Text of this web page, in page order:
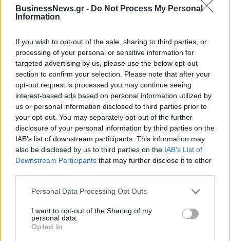
BusinessNews.gr - Do Not Process My Personal
Information
If you wish to opt-out of the sale, sharing to third parties, or
processing of your personal or sensitive information for
targeted advertising by us, please use the below opt-out
section to confirm your selection. Please note that after your
opt-out request is processed you may continue seeing
interest-based ads based on personal information utilized by
us or personal information disclosed to third parties prior to
your opt-out. You may separately opt-out of the further
disclosure of your personal information by third parties on the
IAB’s list of downstream participants. This information may
also be disclosed by us to third parties on the IAB’s List of
Downstream Participants that may further disclose it to other
Personal Data Processing Opt Outs
I want to opt-out of the Sharing of my
personal data.
Opted In
Media: Με ενίσχυση 8 εκατ. ευρώ σε 451 επιχειρήσεις ξεκίνησε το
πρόγραμμα στήριξης- Κάλυψη εισφορών ΕΔΟΕΑΠ
Νέα Mercedes-Benz GLB: Hybrid
και Electric, με όφελος 2.000
ευρώ
Η Toyota φέρνει νέα γενιά
μπαταριών για τα υβριδικά της
Σε κινεζική… πολιορκία η ευρωπαϊκή αυτοκινητοβιομηχανία
ΠΑΟΚ: Με τον Μάρκους Φόστερ
ολοκληρώθηκαν οι αφίξεις - Οι
Εθνική Κορασίδων: Κόντρα στη
Νορβηγία για την πρόκριση
Ταχύτερα και αυστηρότερα: Το νέο ψηφιακό καθεστώς της ΑΑΔΕ για
τα ανασφάλιστα οχήματα